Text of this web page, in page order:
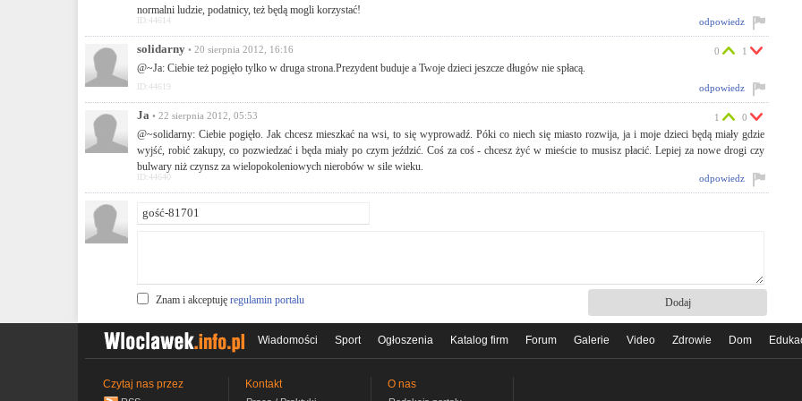
normalni ludzie, podatnicy, też będą mogli korzystać!
odpowiedz
ID:44614
solidarny • 20 sierpnia 2012, 16:16
@~Ja: Ciebie też pogięło tylko w druga strona.Prezydent buduje a Twoje dzieci jeszcze długów nie spłacą.
0 1
odpowiedz
ID:44619
Ja • 22 sierpnia 2012, 05:53
@~solidarny: Ciebie pogięło. Jak chcesz mieszkać na wsi, to się wyprowadź. Póki co niech się miasto rozwija, ja i moje dzieci będą miały gdzie
wyjść, robić zakupy, co pozwiedzać i będa miały po czym jeździć. Coś za coś - chcesz żyć w mieście to musisz płacić. Lepiej za nowe drogi czy
bulwary niż czynsz za wielopokoleniowych nierobów w sile wieku.
1 0
odpowiedz
ID:44640
Znam i akceptuję regulamin portalu
Wiadomości Sport Ogłoszenia Katalog firm Forum Galerie Video Zdrowie Dom
Czytaj nas przez Kontakt O nas